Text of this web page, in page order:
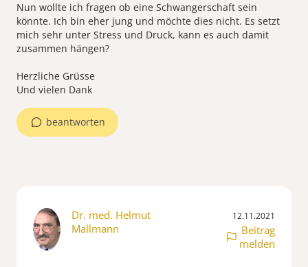
Nun wollte ich fragen ob eine Schwangerschaft sein
könnte. Ich bin eher jung und möchte dies nicht. Es setzt
mich sehr unter Stress und Druck, kann es auch damit
zusammen hängen?
Herzliche Grüsse
Und vielen Dank
beantworten
Dr. med. Helmut
Mallmann
12.11.2021
Beitrag
melden